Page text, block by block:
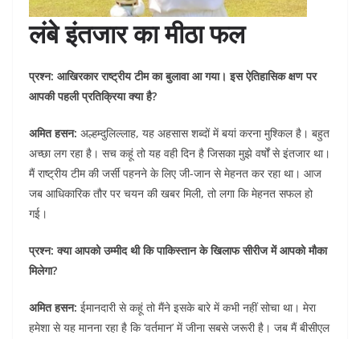
लंबे इंतजार का मीठा फल
प्रश्न: आखिरकार राष्ट्रीय टीम का बुलावा आ गया। इस ऐतिहासिक क्षण पर
आपकी पहली प्रतिक्रिया क्या है?
अमित हसन: अल्हम्दुलिल्लाह, यह अहसास शब्दों में बयां करना मुश्किल है। बहुत
अच्छा लग रहा है। सच कहूं तो यह वही दिन है जिसका मुझे वर्षों से इंतजार था।
मैं राष्ट्रीय टीम की जर्सी पहनने के लिए जी-जान से मेहनत कर रहा था। आज
जब आधिकारिक तौर पर चयन की खबर मिली, तो लगा कि मेहनत सफल हो
गई।
प्रश्न: क्या आपको उम्मीद थी कि पाकिस्तान के खिलाफ सीरीज में आपको मौका
मिलेगा?
अमित हसन: ईमानदारी से कहूं तो मैंने इसके बारे में कभी नहीं सोचा था। मेरा
हमेशा से यह मानना रहा है कि ‘वर्तमान’ में जीना सबसे जरूरी है। जब मैं बीसीएल